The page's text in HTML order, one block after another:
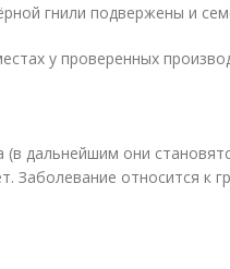
гнили подвержены и
у проверенных
дальнейшим они
Заболевание относится к